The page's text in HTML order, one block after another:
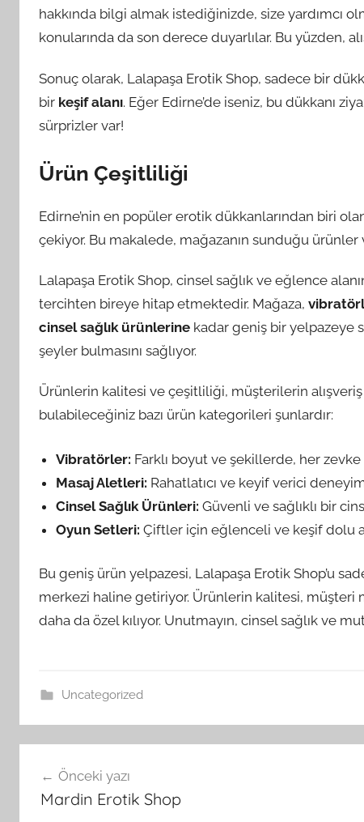
hakkında bilgi almak istediğinizde, size yardımcı
konularında da son derece duyarlılar. Bu yüzden,
Sonuç olarak, Lalapaşa Erotik Shop, sadece bir
bir keşif alanı. Eğer Edirne’de iseniz, bu dükkanı
sürprizler var!
Ürün Çeşitliliği
Edirne’nin en popüler erotik dükkanlarından biri
çekiyor. Bu makalede, mağazanın sunduğu
Lalapaşa Erotik Shop, cinsel sağlık ve eğlence
tercihten bireye hitap etmektedir. Mağaza,
cinsel sağlık ürünlerine kadar geniş bir yelpazeye
şeyler bulmasını sağlıyor.
Ürünlerin kalitesi ve çeşitliliği, müşterilerin
bulabileceğiniz bazı ürün kategorileri şunlardır:
Vibratörler: Farklı boyut ve şekillerde, her
Masaj Aletleri: Rahatlatıcı ve keyif verici
Cinsel Sağlık Ürünleri: Güvenli ve sağlıklı bir
Oyun Setleri: Çiftler için eğlenceli ve keşif dolu
Bu geniş ürün yelpazesi, Lalapaşa Erotik Shop’u
merkezi haline getiriyor. Ürünlerin kalitesi,
daha da özel kılıyor. Unutmayın, cinsel sağlık ve
Uncategorized
gezinmesi
Önceki yazı
Mardin Erotik Shop